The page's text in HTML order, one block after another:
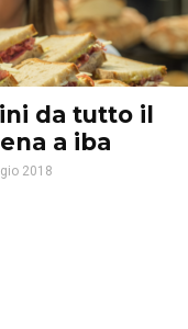
da tutto il
a iba
2018